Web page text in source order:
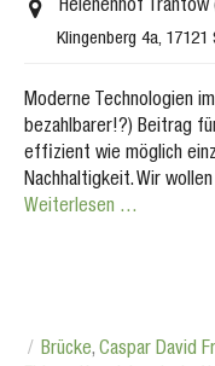
Helenenhof Trantow
Klingenberg 4a,
Moderne Technologien
bezahlbarer!?) Beitrag
effizient wie möglich
Nachhaltigkeit. Wir
Weiterlesen …
Brücke, Caspar David